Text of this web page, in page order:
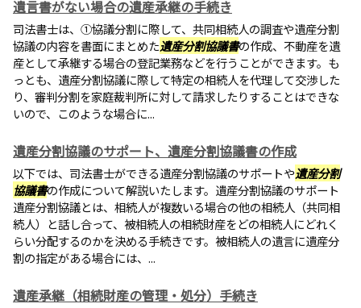
遺言書がない場合の遺産承継の手続き
司法書士は、①協議分割に際して、共同相続人の調査や遺産分割
協議の内容を書面にまとめた遺産分割協議書の作成、不動産を遺
産として承継する場合の登記業務などを行うことができます。も
っとも、遺産分割協議に際して特定の相続人を代理して交渉した
り、審判分割を家庭裁判所に対して請求したりすることはできな
いので、このような場合に...
遺産分割協議のサポート、遺産分割協議書の作成
以下では、司法書士ができる遺産分割協議のサポートや遺産分割
協議書の作成について解説いたします。遺産分割協議のサポート
遺産分割協議とは、相続人が複数いる場合の他の相続人（共同相
続人）と話し合って、被相続人の相続財産をどの相続人にどれく
らい分配するのかを決める手続きです。被相続人の遺言に遺産分
割の指定がある場合には、...
遺産承継（相続財産の管理・処分）手続き